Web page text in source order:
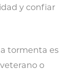
y confiar
tormenta es
o